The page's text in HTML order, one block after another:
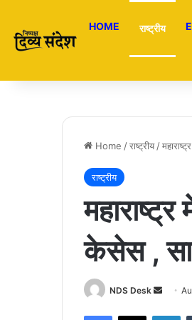
HOME राष्ट्रीय
Home /राष्ट्रीय /
राष्ट्रीय
केसेस ,
NDS Desk